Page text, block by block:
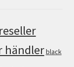
händlerblack